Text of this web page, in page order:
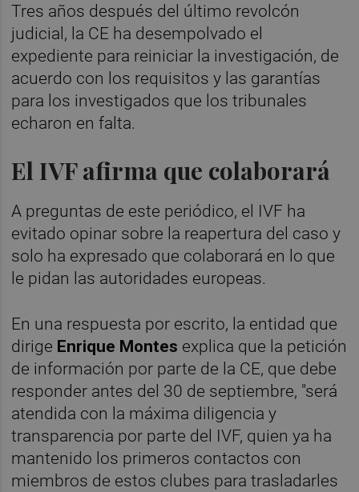
Tres años después del último revolcón
judicial, la CE ha desempolvado el
expediente para reiniciar la investigación, de
acuerdo con los requisitos y las garantías
para los investigados que los tribunales
echaron en falta.
El IVF afirma que colaborará
A preguntas de este periódico, el IVF ha
evitado opinar sobre la reapertura del caso y
solo ha expresado que colaborará en lo que
le pidan las autoridades europeas.
En una respuesta por escrito, la entidad que
dirige Enrique Montes explica que la petición
de información por parte de la CE, que debe
responder antes del 30 de septiembre, "será
atendida con la máxima diligencia y
transparencia por parte del IVF, quien ya ha
mantenido los primeros contactos con
miembros de estos clubes para trasladarles